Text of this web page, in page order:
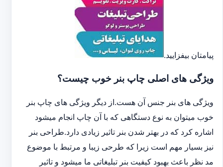
پیامتان بیفزایید.
ویژگی های اصلی چاپ بنر خوب چیست؟
ویژگی های بنر جنس آن هست.از دیگر ویژگی های چاپ بنر
خوب میتوان به نوع دستگاهی که با آن چاپ انجام میشود
اشاره کرد که در بهتر شدن بنر تاثیر زیادی دارد.طراحی بنر
نیز بسیار مهم است زیرا که طرحی زیبا و مرتبط با موضوع
مد نظر باعث بهبود کیفیت بنر تبلیغاتی ما میشود و تاثیر